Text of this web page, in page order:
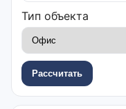
Тип объекта
Рассчитать